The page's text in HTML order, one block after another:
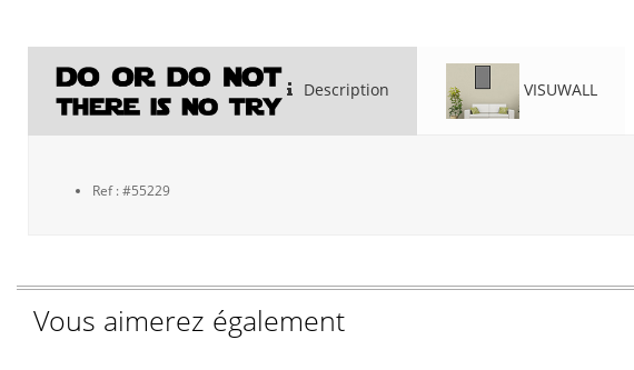
Description VISUWALL
Ref : #55229
Vous aimerez également